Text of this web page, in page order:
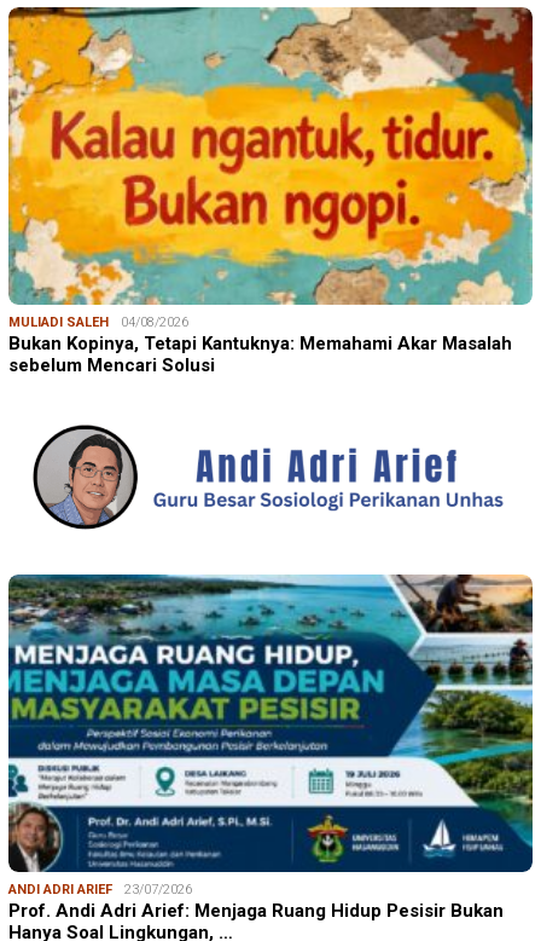
MULIADI SALEH 04/08/2026
Bukan Kopinya, Tetapi Kantuknya: Memahami Akar Masalah
sebelum Mencari Solusi
ANDI ADRI ARIEF 23/07/2026
Prof. Andi Adri Arief: Menjaga Ruang Hidup Pesisir Bukan
Hanya Soal Lingkungan, …